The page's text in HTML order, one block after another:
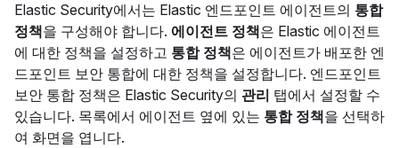
Elastic Security에서는 Elastic 엔드포인트 에이전트의 통합
정책을 구성해야 합니다. 에이전트 정책은 Elastic 에이전트
에 대한 정책을 설정하고 통합 정책은 에이전트가 배포한 엔
드포인트 보안 통합에 대한 정책을 설정합니다. 엔드포인트
보안 통합 정책은 Elastic Security의 관리 탭에서 설정할 수
있습니다. 목록에서 에이전트 옆에 있는 통합 정책을 선택하
여 화면을 엽니다.